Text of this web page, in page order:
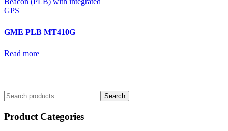
GME PLB MT410G
Read more
Search
for:
Search
Product Categories